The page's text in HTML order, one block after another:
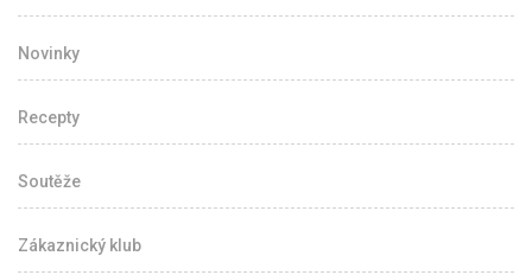
Novinky
Recepty
Soutěže
Zákaznický klub